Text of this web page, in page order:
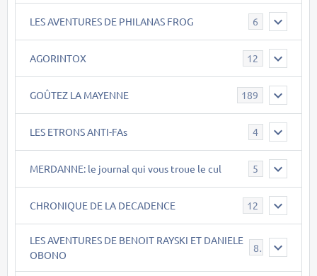
LES AVENTURES DE PHILANAS FROG 6
AGORINTOX 12
GOÛTEZ LA MAYENNE 189
LES ETRONS ANTI-FAs 4
MERDANNE: le journal qui vous troue le cul 5
CHRONIQUE DE LA DECADENCE 12
LES AVENTURES DE BENOIT RAYSKI ET DANIELE
OBONO
8